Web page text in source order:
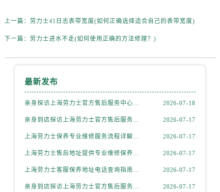
上一篇： 劳力士41日志表带宽度(如何正确选择适合自己的表带宽度)
下一篇： 劳力士进水不走(如何使用正确的方法修理？)
最新发布
亲身探访上海劳力士官方售后服务中心｜热线电话及门店地址（2026年7月最新） 2026-07-18
亲身到店探访上海劳力士官方售后服务中心｜官方地址及24小时客服电话（2026年7月最新） 2026-07-17
上海劳力士保养专业维修服务流程详解权威公示（2026年7月最新） 2026-07-17
上海劳力士售后地址提供专业维修保养服务权威公示（2026年7月最新） 2026-07-17
上海劳力士客服保养地址电话查询指南权威公示（2026年7月最新） 2026-07-17
亲身到店探访上海劳力士官方售后服务中心｜最新电话与详细地址（2026年7月最新） 2026-07-17